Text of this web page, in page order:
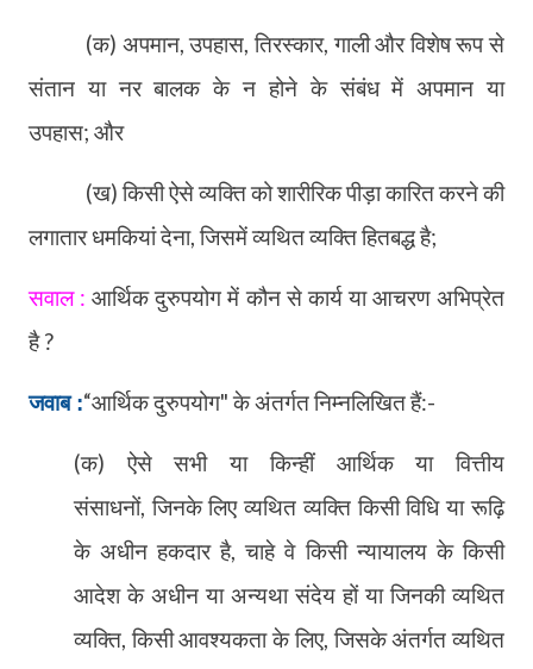
(क) अपमान,उपहास,तिरस्कार,गाली और विशेष रूप से
संतान या नर बालक के न होने के संबंध में अपमान या
उपहास; और
(ख) किसी ऐसे व्यक्ति को शारीरिक पीड़ा कारित करने की
लगातार धमकियां देना,जिसमें व्यथित व्यक्ति हितबद्ध है;
सवाल : आर्थिक दुरुपयोग में कौन से कार्य या आचरण अभिप्रेत
है ?
जवाब :“आर्थिक दुरुपयोग" के अंतर्गत निम्नलिखित हैं:-
(क) ऐसे सभी या किन्हीं आर्थिक या वित्तीय
संसाधनों,जिनके लिए व्यथित व्यक्ति किसी विधि या रूढ़ि
के अधीन हकदार है,चाहे वे किसी न्यायालय के किसी
आदेश के अधीन या अन्यथा संदेय हों या जिनकी व्यथित
व्यक्ति,किसी आवश्यकता के लिए,जिसके अंतर्गत व्यथित